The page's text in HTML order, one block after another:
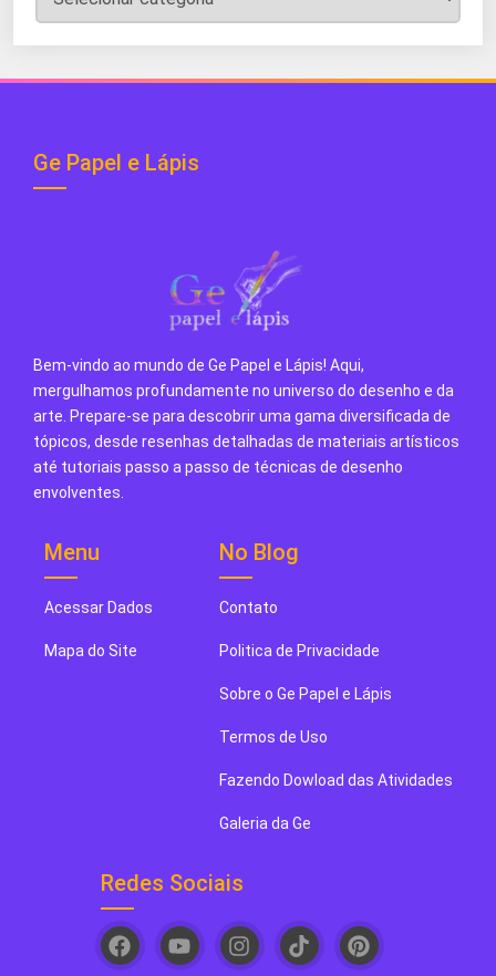
do
Blog
Ge Papel e Lápis
Bem-vindo ao mundo de Ge Papel e Lápis! Aqui,
mergulhamos profundamente no universo do desenho e da
arte. Prepare-se para descobrir uma gama diversificada de
tópicos, desde resenhas detalhadas de materiais artísticos
até tutoriais passo a passo de técnicas de desenho
envolventes.
Menu
Acessar Dados
Mapa do Site
No Blog
Contato
Politica de Privacidade
Sobre o Ge Papel e Lápis
Termos de Uso
Fazendo Dowload das Atividades
Galeria da Ge
Redes Sociais